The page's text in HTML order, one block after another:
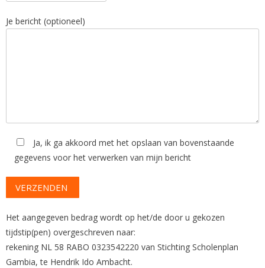
Je bericht (optioneel)
Ja, ik ga akkoord met het opslaan van bovenstaande
gegevens voor het verwerken van mijn bericht
Het aangegeven bedrag wordt op het/de door u gekozen
tijdstip(pen) overgeschreven naar:
rekening NL 58 RABO 0323542220 van Stichting Scholenplan
Gambia, te Hendrik Ido Ambacht.